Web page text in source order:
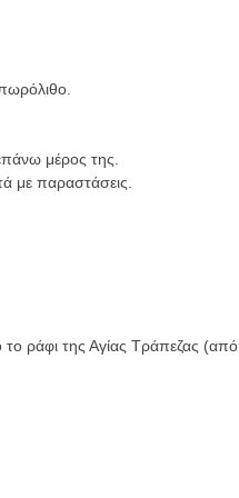
μέρος της.
με παραστάσεις.
το ράφι της Αγίας Τράπεζας (από